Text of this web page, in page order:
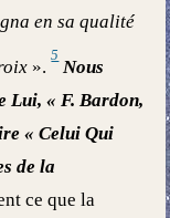
en sa qualité
».
5
Nous
Lui, « F. Bardon,
« Celui Qui
de la
ce que la